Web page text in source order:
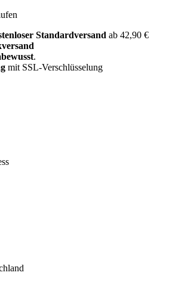
Standardversand ab 42,90 €
.
mit SSL-Verschlüsselung